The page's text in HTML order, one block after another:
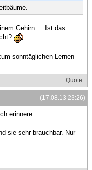
Gehirn.... Ist das
sonntäglichen Lernen
Quote
(17.08.13 23:26)
erinnere.
sie sehr brauchbar. Nur